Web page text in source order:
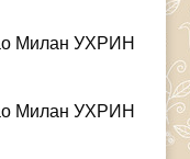
Милан УХРИН
Милан УХРИН